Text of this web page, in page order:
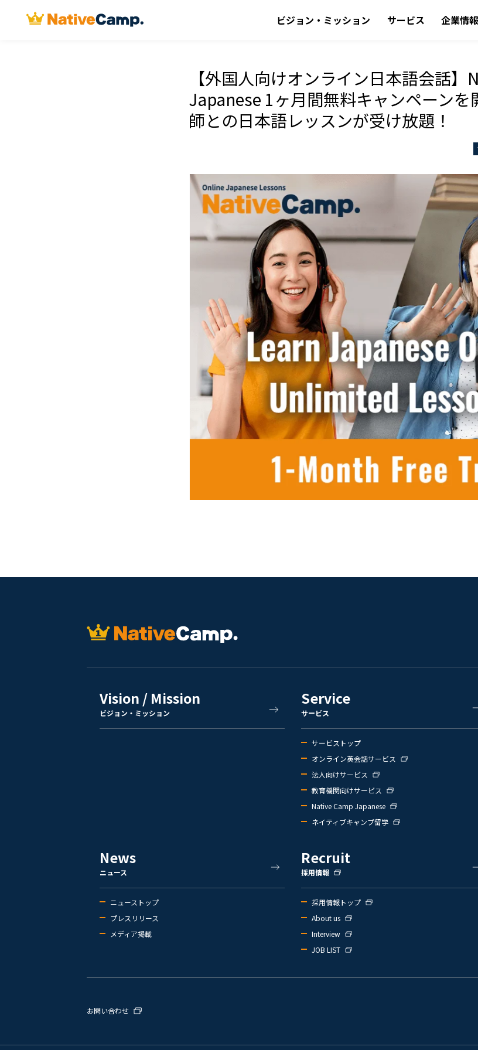
ビジョン・ミッション サービス 企業情報
【外国人向けオンライン日本語会話
Japanese 1ヶ月間無料キャンペーンを
師との日本語レッスンが受け放題！
Vision / Mission
ビジョン・ミッション
Service
サービス
サービストップ
オンライン英会話サービス
法人向けサービス
教育機関向けサービス
Native Camp Japanese
ネイティブキャンプ留学
News
ニュース
ニューストップ
プレスリリース
メディア掲載
Recruit
採用情報
採用情報トップ
About us
Interview
JOB LIST
お問い合わせ